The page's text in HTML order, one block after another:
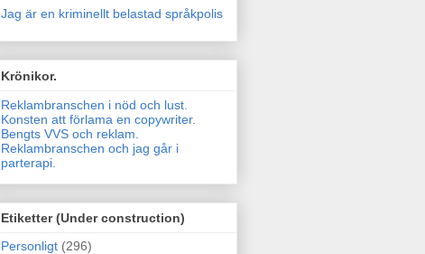
Jag är en kriminellt belastad språkpolis
Krönikor.
Reklambranschen i nöd och lust.
Konsten att förlama en copywriter.
Bengts VVS och reklam.
Reklambranschen och jag går i
parterapi.
Etiketter (Under construction)
Personligt (296)